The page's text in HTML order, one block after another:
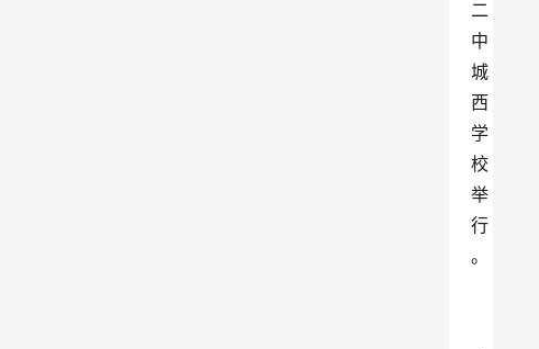
二
中
城
西
学
校
举
行
。